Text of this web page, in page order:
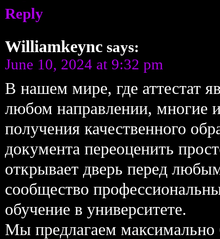
Reply
Williamkeync says:
June 10, 2024 at 9:32 pm
В нашем мире, где аттестат
любом направлении, многие
получения качественного
документа переоценить
открывает дверь перед
сообщество
обучение в университете.
Мы предлагаем